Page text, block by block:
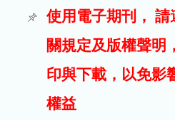
電子期
試用
使用電子期刊，
關規定及版權聲明
印與下載，以免影
權益